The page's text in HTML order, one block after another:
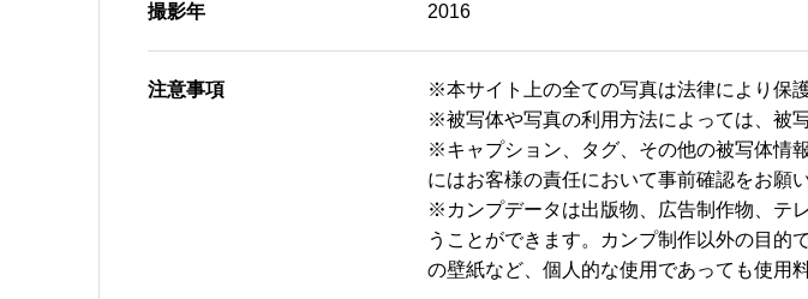
撮影年 2016
注意事項
※本サイト上の全ての写真は法律により保
※被写体や写真の利用方法によっては、被
※キャプション、タグ、その他の被写体情
にはお客様の責任において事前確認をお願
※カンプデータは出版物、広告制作物、テ
うことができます。カンプ制作以外の目的
の壁紙など、個人的な使用であっても使用